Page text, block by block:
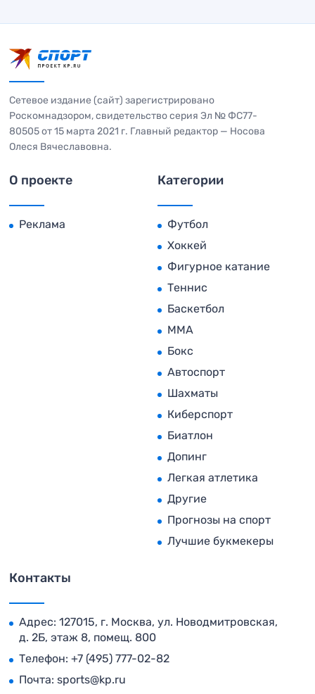
Сетевое издание (сайт) зарегистрировано
Роскомнадзором, свидетельство серия Эл № ФС77-
80505 от 15 марта 2021 г. Главный редактор — Носова
Олеся Вячеславовна.
О проекте
Реклама
Категории
Футбол
Хоккей
Фигурное катание
Теннис
Баскетбол
MMA
Бокс
Автоспорт
Шахматы
Киберспорт
Биатлон
Допинг
Легкая атлетика
Другие
Прогнозы на спорт
Лучшие букмекеры
Контакты
Адрес: 127015, г. Москва, ул. Новодмитровская,
д. 2Б, этаж 8, помещ. 800
Телефон: +7 (495) 777-02-82
Почта: sports@kp.ru